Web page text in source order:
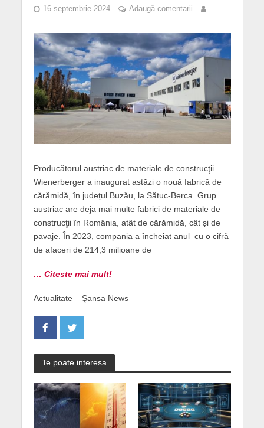
16 septembrie 2024 Adaugă comentarii
Producătorul austriac de materiale de construcţii
Wienerberger a inaugurat astăzi o nouă fabrică de
cărămidă, în județul Buzău, la Sătuc-Berca. Grup
austriac are deja mai multe fabrici de materiale de
construcţii în România, atât de cărămidă, cât și de
pavaje. În 2023, compania a încheiat anul cu o cifră
de afaceri de 214,3 milioane de
… Citeste mai mult!
Actualitate – Şansa News
Te poate interesa